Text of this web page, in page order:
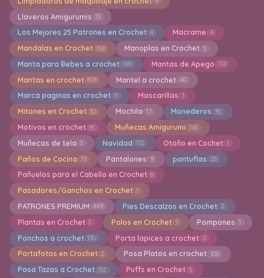
Llaveros Amigurumis 13
Los Mejores 25 Patrones en Crochet 4 Macrame 4
Mandalas en Crochet 158 Manoplas en Crochet 5
Manta para Bebes a crochet 190 Mantas de Apego 112
Mantas en crochet 878 Mantel a crochet 40
Marca paginas en crochet 11 Mascarillas 1
Mitones en Crochet 30 Mochila 17 Monederos 35
Motivos en crochet 85 Muñecas Amigurumi 145
Muñecas de tela 2 Navidad 112 Otoño en Cochet 1
Paños de Cocina 78 Pantalones 9 pantuflas 28
Pañuelos para el Cabello en Crochet 8
Pasadores/Ganchos en Crochet 1
PATRONES PREMIUM 449 Pies Descalzos en Crochet 2
Plantas en Crochet 5 Polos en Crochet 1 Pompones 1
Ponchos a crochet 135 Porta lapices a crochet 2
Portafotos en Crochet 2 Posa Platos en crochet 105
Posa Tazas a Crochet 132 Puffs en Crochet 5